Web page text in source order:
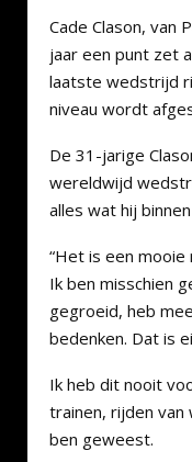
Cade Clason, van
jaar een punt zet
laatste wedstrijd
niveau wordt
De 31-jarige
wereldwijd
alles wat hij
“Het is een
Ik ben misschien
gegroeid, heb
bedenken. Dat is
Ik heb dit nooit
trainen, rijden van
ben geweest.